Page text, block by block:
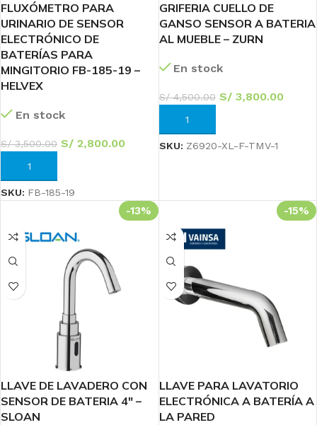
FLUXÓMETRO PARA
URINARIO DE SENSOR
ELECTRÓNICO DE
BATERÍAS PARA
MINGITORIO FB-185-19 –
HELVEX
En stock
S/3,500.00 S/ 2,800.00
AÑADIR AL CARRITO
SKU: FB-185-19
GRIFERIA CUELLO DE
GANSO SENSOR A BATERIA
AL MUEBLE – ZURN
En stock
S/4,500.00 S/3,800.00
AÑADIR AL CARRITO
SKU: Z6920-XL-F-TMV-1
-13%
LLAVE DE LAVADERO CON
SENSOR DE BATERIA 4″ –
SLOAN
-15%
LLAVE PARA LAVATORIO
ELECTRÓNICA A BATERÍA A
LA PARED